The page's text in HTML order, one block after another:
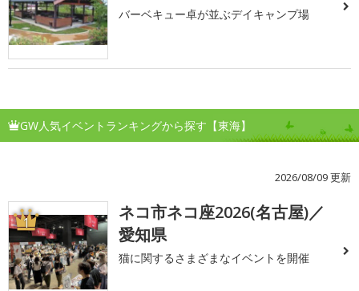
バーベキュー卓が並ぶデイキャンプ場
GW人気イベントランキングから探す【東海】
2026/08/09 更新
1
ネコ市ネコ座2026(名古屋)／
愛知県
猫に関するさまざまなイベントを開催